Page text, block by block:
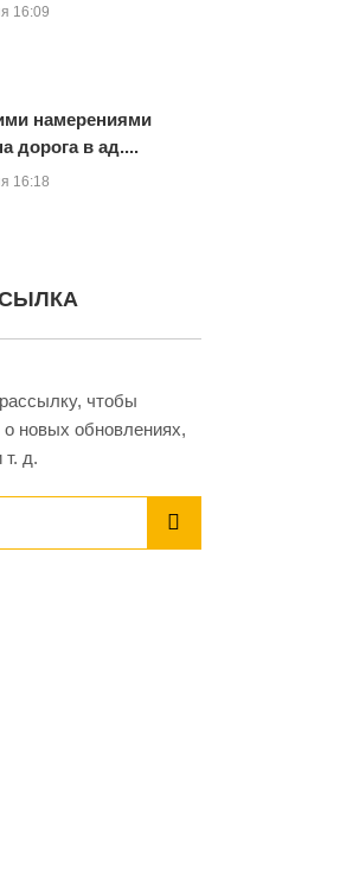
16:09
намерениями
дорога в ад....
16:18
чтобы
новых обновлениях,
д.